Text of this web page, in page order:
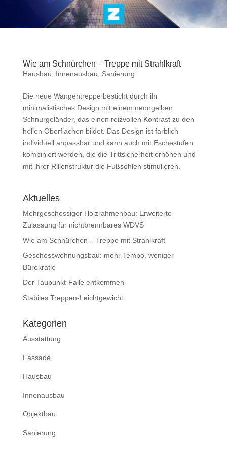
Wie am Schnürchen – Treppe mit Strahlkraft
Hausbau, Innenausbau, Sanierung
Die neue Wangentreppe besticht durch ihr
minimalistisches Design mit einem neongelben
Schnurgeländer, das einen reizvollen Kontrast zu den
hellen Oberflächen bildet. Das Design ist farblich
individuell anpassbar und kann auch mit Eschestufen
kombiniert werden, die die Trittsicherheit erhöhen und
mit ihrer Rillenstruktur die Fußsohlen stimulieren.
Aktuelles
Mehrgeschossiger Holzrahmenbau: Erweiterte
Zulassung für nichtbrennbares WDVS
Wie am Schnürchen – Treppe mit Strahlkraft
Geschosswohnungsbau: mehr Tempo, weniger
Bürokratie
Der Taupunkt-Falle entkommen
Stabiles Treppen-Leichtgewicht
Kategorien
Ausstattung
Fassade
Hausbau
Innenausbau
Objektbau
Sanierung